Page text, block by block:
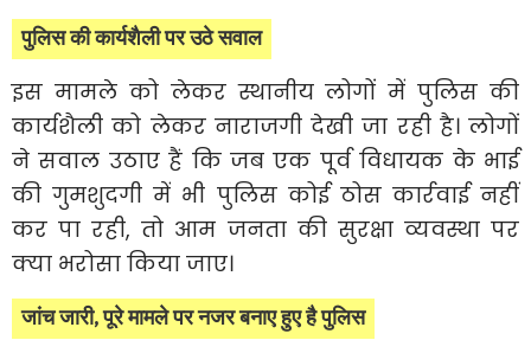
पुलिस की कार्यशैली पर उठे सवाल
इस मामले को लेकर स्थानीय लोगों में पुलिस की
कार्यशैली को लेकर नाराजगी देखी जा रही है। लोगों
ने सवाल उठाए हैं कि जब एक पूर्व विधायक के भाई
की गुमशुदगी में भी पुलिस कोई ठोस कार्रवाई नहीं
कर पा रही, तो आम जनता की सुरक्षा व्यवस्था पर
क्या भरोसा किया जाए।
जांच जारी, पूरे मामले पर नजर बनाए हुए है पुलिस